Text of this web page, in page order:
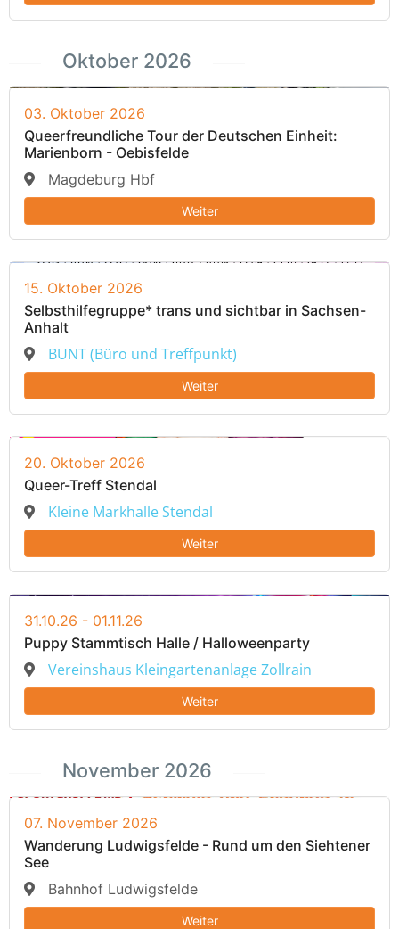
Oktober 2026
03. Oktober 2026
Queerfreundliche Tour der Deutschen Einheit:
Marienborn - Oebisfelde
Magdeburg Hbf
Weiter
15. Oktober 2026
Selbsthilfegruppe* trans und sichtbar in Sachsen-
Anhalt
BUNT (Büro und Treffpunkt)
Weiter
20. Oktober 2026
Queer-Treff Stendal
Kleine Markhalle Stendal
Weiter
31.10.26 - 01.11.26
Puppy Stammtisch Halle / Halloweenparty
Vereinshaus Kleingartenanlage Zollrain
Weiter
November 2026
07. November 2026
Wanderung Ludwigsfelde - Rund um den Siehtener
See
Bahnhof Ludwigsfelde
Weiter